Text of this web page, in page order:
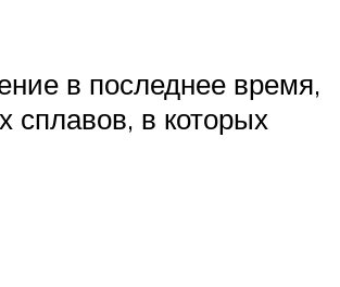
в последнее время,
сплавов, в которых